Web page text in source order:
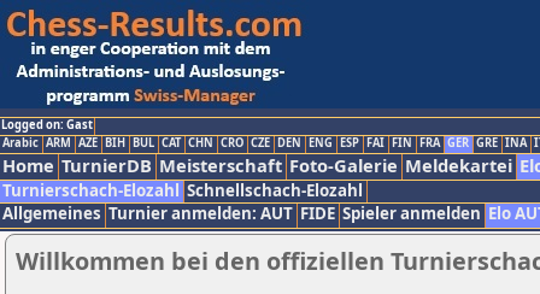
Logged on: Gast
Arabic ARM AZE BIH BUL CAT CHN CRO CZE DEN ENG ESP FAI FIN FRA GER GRE INA
Home TurnierDB Meisterschaft Foto-Galerie Meldekartei
Turnierschach-Elozahl Schnellschach-Elozahl
Allgemeines Turnier anmelden: AUT FIDE Spieler anmelden Elo
Willkommen bei den offiziellen